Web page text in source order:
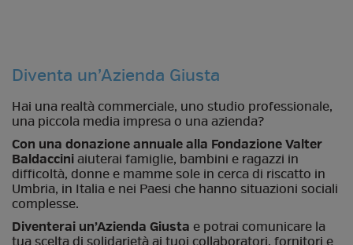
Diventa un’Azienda Giusta
Hai una realtà commerciale, uno studio professionale,
una piccola media impresa o una azienda?
Con una donazione annuale alla Fondazione Valter
Baldaccini aiuterai famiglie, bambini e ragazzi in
difficoltà, donne e mamme sole in cerca di riscatto in
Umbria, in Italia e nei Paesi che hanno situazioni sociali
complesse.
Diventerai un’Azienda Giusta e potrai comunicare la
tua scelta di solidarietà ai tuoi collaboratori, fornitori e